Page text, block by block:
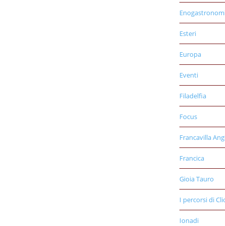
Esteri
Europa
Eventi
Filadelfia
Focus
Francavilla
Francica
Gioia Tauro
I percorsi di
Ionadi